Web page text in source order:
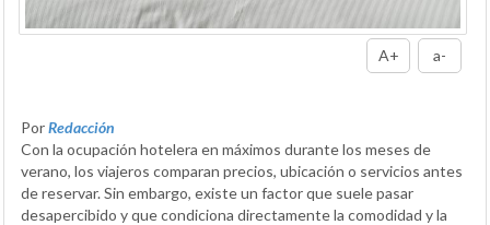
A+ a-
PorRedacción
Con la ocupación hotelera en máximos durante los meses de
verano, los viajeros comparan precios, ubicación o servicios antes
de reservar. Sin embargo, existe un factor que suele pasar
desapercibido y que condiciona directamente la comodidad y la